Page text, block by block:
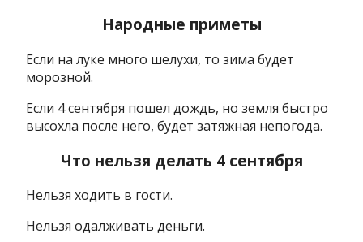
Народные приметы
Если на луке много шелухи, то зима будет
морозной.
Если 4 сентября пошел дождь, но земля быстро
высохла после него, будет затяжная непогода.
Что нельзя делать 4 сентября
Нельзя ходить в гости.
Нельзя одалживать деньги.